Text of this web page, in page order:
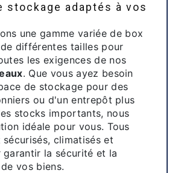
stockage adaptés à vos
une gamme variée de box
différentes tailles pour
les exigences de nos
. Que vous ayez besoin
de stockage pour des
ou d'un entrepôt plus
stocks importants, nous
idéale pour vous. Tous
climatisés et
garantir la sécurité et la
vos biens.